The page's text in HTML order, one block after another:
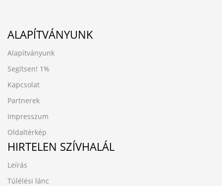
ALAPÍTVÁNYUNK
Alapítványunk
Segítsen! 1%
Kapcsolat
Partnerek
Impresszum
Oldaltérkép
HIRTELEN SZÍVHALÁL
Leírás
Túlélési lánc